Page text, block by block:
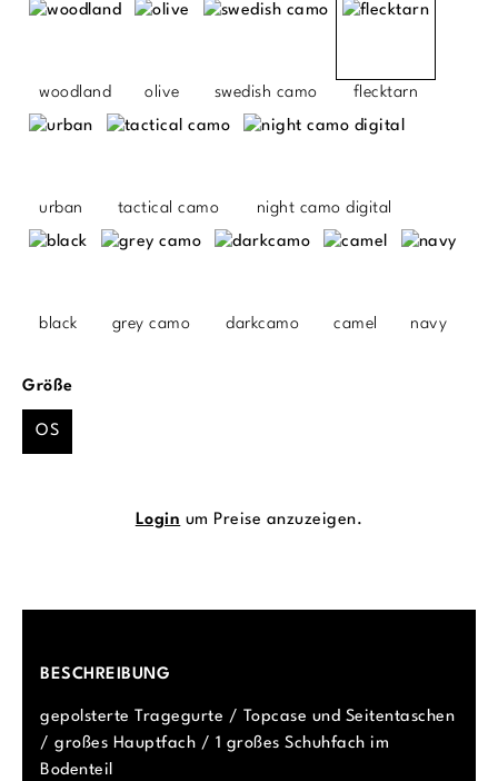
woodland olive swedish camo flecktarn
urban tactical camo night camo digital
black grey camo darkcamo camel navy
Größeauswählen
OS
Login um Preise anzuzeigen.
BESCHREIBUNG
gepolsterte Tragegurte / Topcase und Seitentaschen
/ großes Hauptfach / 1 großes Schuhfach im
Bodenteil